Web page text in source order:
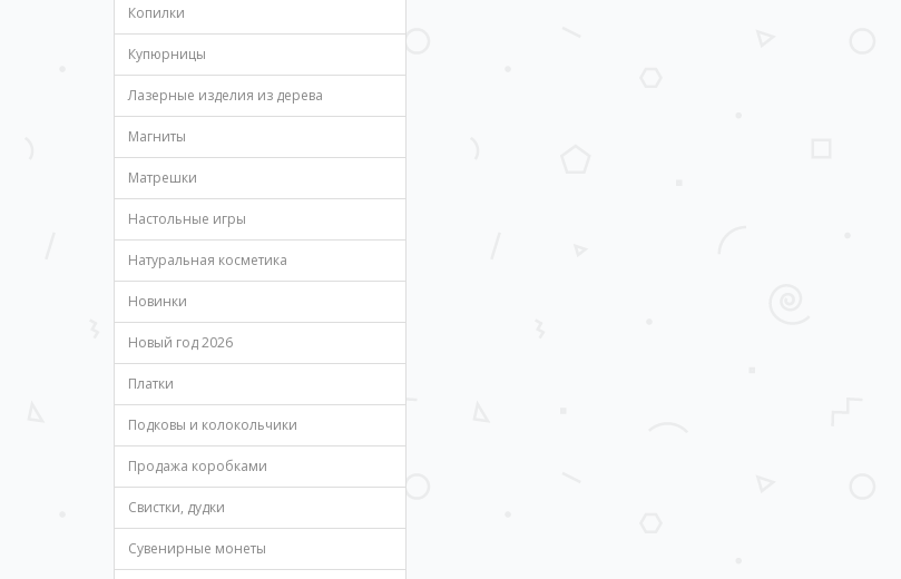
Копилки
Купюрницы
Лазерные изделия из дерева
Магниты
Матрешки
Настольные игры
Натуральная косметика
Новинки
Новый год 2026
Платки
Подковы и колокольчики
Продажа коробками
Свистки, дудки
Сувенирные монеты